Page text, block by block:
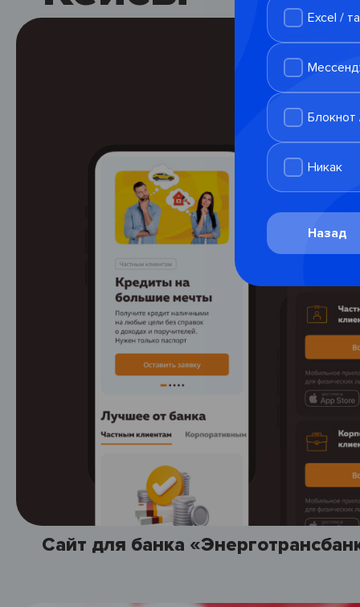
Сайт для банка
Excel /
Блокнот
Никак
Назад